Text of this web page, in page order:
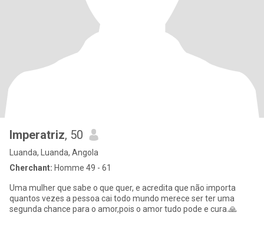
Imperatriz, 50
Luanda, Luanda, Angola
Cherchant: Homme 49 - 61
Uma mulher que sabe o que quer, e acredita que não importa
quantos vezes a pessoa cai todo mundo merece ser ter uma
segunda chance para o amor,pois o amor tudo pode e cura.🙏